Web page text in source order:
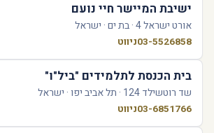
ישיבת המיישר חיי נועם
אורט ישראל 4 · בת ים · ישראל
03-5526858ניווט
בית הכנסת לתלמידים "ביל"ו"
שד רוטשילד 124 · תל אביב יפו · ישראל
03-6851766ניווט